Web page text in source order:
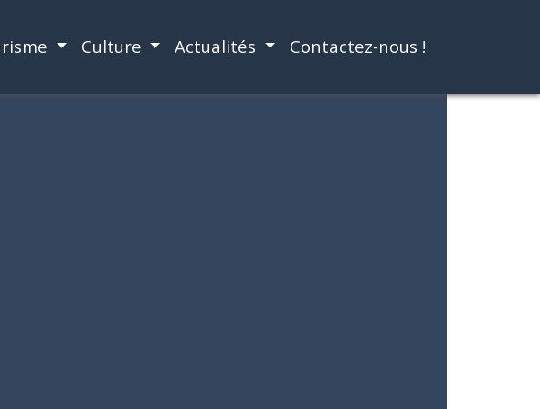
Culture Actualités Contactez-nous !